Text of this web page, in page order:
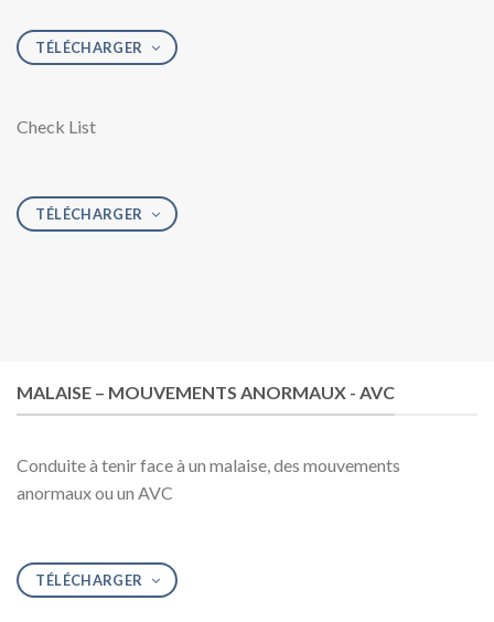
TÉLÉCHARGER
Check List
TÉLÉCHARGER
MALAISE – MOUVEMENTS ANORMAUX - AVC
Conduite à tenir face à un malaise, des mouvements
anormaux ou un AVC
TÉLÉCHARGER